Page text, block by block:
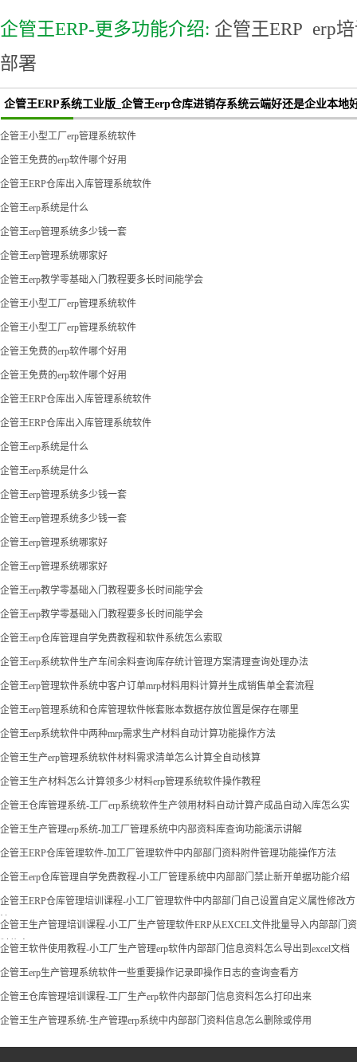
企管王ERP-更多功能介绍: 企管王ERP erp
部署
企管王ERP系统工业版_企管王erp仓库进销存系统云端好还是企业本地
企管王小型工厂erp管理系统软件
企管王免费的erp软件哪个好用
企管王ERP仓库出入库管理系统软件
企管王erp系统是什么
企管王erp管理系统多少钱一套
企管王erp管理系统哪家好
企管王erp教学零基础入门教程要多长时间能学会
企管王小型工厂erp管理系统软件
企管王小型工厂erp管理系统软件
企管王免费的erp软件哪个好用
企管王免费的erp软件哪个好用
企管王ERP仓库出入库管理系统软件
企管王ERP仓库出入库管理系统软件
企管王erp系统是什么
企管王erp系统是什么
企管王erp管理系统多少钱一套
企管王erp管理系统多少钱一套
企管王erp管理系统哪家好
企管王erp管理系统哪家好
企管王erp教学零基础入门教程要多长时间能学会
企管王erp教学零基础入门教程要多长时间能学会
企管王erp仓库管理自学免费教程和软件系统怎么索取
企管王erp系统软件生产车间余料查询库存统计管理方案清理查询处理办法
企管王erp管理软件系统中客户订单mrp材料用料计算并生成销售单全套流程
企管王erp管理系统和仓库管理软件帐套账本数据存放位置是保存在哪里
企管王erp系统软件中两种mrp需求生产材料自动计算功能操作方法
企管王生产erp管理系统软件材料需求清单怎么计算全自动核算
企管王生产材料怎么计算领多少材料erp管理系统软件操作教程
企管王仓库管理系统-工厂erp系统软件生产领用材料自动计算产成品自动入库怎么实
现
企管王生产管理erp系统-加工厂管理系统中内部资料库查询功能演示讲解
企管王ERP仓库管理软件-加工厂管理软件中内部部门资料附件管理功能操作方法
企管王erp仓库管理自学免费教程-小工厂管理系统中内部部门禁止新开单据功能介绍
企管王ERP仓库管理培训课程-小工厂管理软件中内部部门自己设置自定义属性修改方
法
企管王生产管理培训课程-小工厂生产管理软件ERP从EXCEL文件批量导入内部部门资
料信息
企管王软件使用教程-小工厂生产管理erp软件内部部门信息资料怎么导出到excel文档
企管王erp生产管理系统软件一些重要操作记录即操作日志的查询查看方
企管王仓库管理培训课程-工厂生产erp软件内部部门信息资料怎么打印出来
企管王生产管理系统-生产管理erp系统中内部部门资料信息怎么删除或停用